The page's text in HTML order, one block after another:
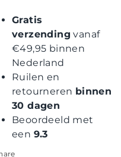
Gratis
verzending vanaf
€49,95 binnen
Nederland
Ruilen en
retourneren binnen
30 dagen
Beoordeeld met
een 9.3